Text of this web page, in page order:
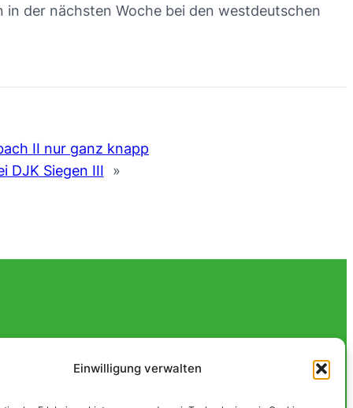
Einwilligung verwalten
in der nächsten Woche bei den westdeutschen
II nur ganz knapp
DJK Siegen III
»